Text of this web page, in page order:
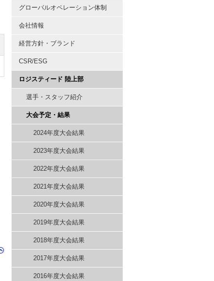
グローバルオペレーション体制
会社情報
経営方針・ブランド
CSR/ESG
ロジスティード 陸上部
選手・スタッフ紹介
大会予定・結果
2024年度大会結果
2023年度大会結果
2022年度大会結果
2021年度大会結果
2020年度大会結果
2019年度大会結果
2018年度大会結果
2017年度大会結果
2016年度大会結果